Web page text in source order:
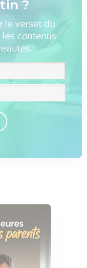
?
le verset du
contenus